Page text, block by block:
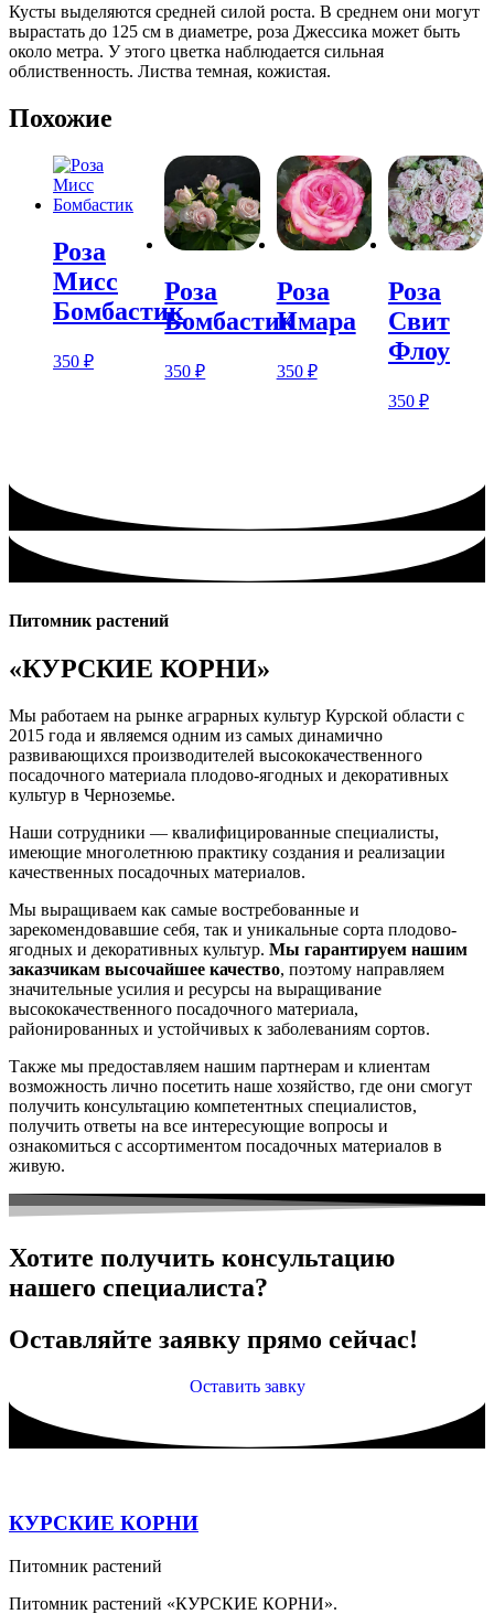
Кусты выделяются средней силой роста. В среднем они могут
вырастать до 125 см в диаметре, роза Джессика может быть
около метра. У этого цветка наблюдается сильная
облиственность. Листва темная, кожистая.
Похожие
Роза
Мисс
Бомбастик
350 ₽
Роза
Бомбастик
350₽
Роза
Имара
350 ₽
Роза
Свит
Флоу
350 ₽
Питомник растений
«КУРСКИЕ КОРНИ»
Мы работаем на рынке аграрных культур Курской области с
2015 года и являемся одним из самых динамично
развивающихся производителей высококачественного
посадочного материала плодово-ягодных и декоративных
культур в Черноземье.
Наши сотрудники — квалифицированные специалисты,
имеющие многолетнюю практику создания и реализации
качественных посадочных материалов.
Мы выращиваем как самые востребованные и
зарекомендовавшие себя, так и уникальные сорта плодово-
ягодных и декоративных культур. Мы гарантируем нашим
заказчикам высочайшее качество, поэтому направляем
значительные усилия и ресурсы на выращивание
высококачественного посадочного материала,
районированных и устойчивых к заболеваниям сортов.
Также мы предоставляем нашим партнерам и клиентам
возможность лично посетить наше хозяйство, где они смогут
получить консультацию компетентных специалистов,
получить ответы на все интересующие вопросы и
ознакомиться с ассортиментом посадочных материалов в
живую.
Хотите получить консультацию
нашего специалиста?
Оставляйте заявку прямо сейчас!
Оставить завку
КУРСКИЕ КОРНИ
Питомник растений
Питомник растений «КУРСКИЕ КОРНИ».